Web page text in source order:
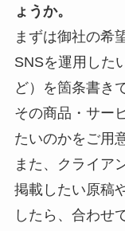
ょうか。
まずは御社の希
SNSを運用した
ど）を箇条書き
その商品・サー
たいのかをご用
また、クライア
掲載したい原稿
したら、合わせ